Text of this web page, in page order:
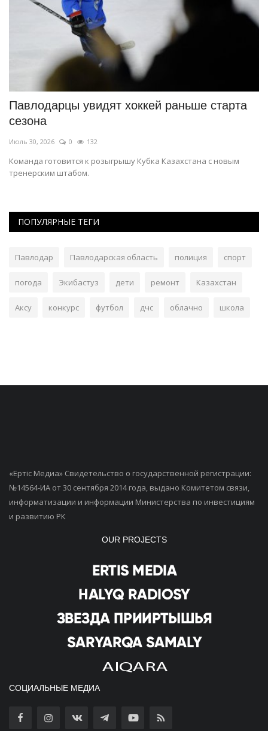
Павлодарцы увидят хоккей раньше старта
сезона
Июль 30, 2026 0 132
Команда готовится к розыгрышу Кубка Казахстана с новым
тренерским штабом.
ПОПУЛЯРНЫЕ ТЕГИ
Павлодар Павлодарская область полиция спорт
погода Экибастуз дети ремонт Казахстан
Аксу конкурс футбол дчс облачно школа
«Ертiс Медиа» Свидетельство о государственной регистрации:
№14564-ИА от 30 сентября 2014 года, выдано Комитетом связи,
информатизации и информации Министерства по инвестициям
и развитию РК
OUR PROJECTS
СОЦИАЛЬНЫЕ МЕДИА